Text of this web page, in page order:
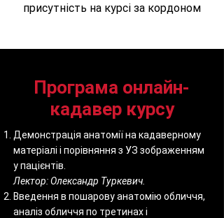
присутність на курсі за кордоном
Програма онлайн-
кадавер курсу
Демонстрація анатомії на кадаверному
матеріалі і порівняння з УЗ зображенням
у пацієнтів.
Лектор: Олександр Туркевич.
Введення в пошарову анатомію обличчя,
аналіз обличчя по третинах і